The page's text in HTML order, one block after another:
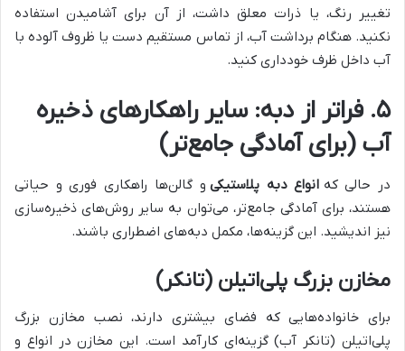
تغییر رنگ، یا ذرات معلق داشت، از آن برای آشامیدن استفاده
نکنید. هنگام برداشت آب، از تماس مستقیم دست یا ظروف آلوده با
آب داخل ظرف خودداری کنید.
۵. فراتر از دبه: سایر راهکارهای ذخیره
آب (برای آمادگی جامع‌تر)
در حالی که انواع دبه پلاستیکی و گالن‌ها راهکاری فوری و حیاتی
هستند، برای آمادگی جامع‌تر، می‌توان به سایر روش‌های ذخیره‌سازی
نیز اندیشید. این گزینه‌ها، مکمل دبه‌های اضطراری باشند.
مخازن بزرگ پلی‌اتیلن (تانکر)
برای خانواده‌هایی که فضای بیشتری دارند، نصب مخازن بزرگ
پلی‌اتیلن (تانکر آب) گزینه‌ای کارآمد است. این مخازن در انواع و